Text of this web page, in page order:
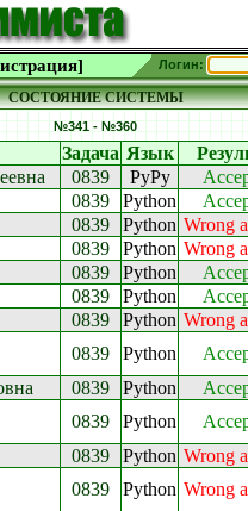
Логин:
СОСТОЯНИЕ СИСТЕМЫ
№341 - №360
Задача Язык
0839 PyPy
0839 Python
0839 Python Wrong
0839 Python Wrong
0839 Python
0839 Python
0839 Python Wrong
0839 Python
0839 Python
0839 Python
0839 Python Wrong
0839 Python Wrong